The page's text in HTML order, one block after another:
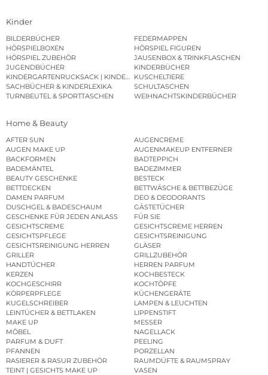
Kinder
BILDERBÜCHER
FEDERMAPPEN
HÖRSPIELBOXEN
HÖRSPIEL FIGUREN
HÖRSPIEL ZUBEHÖR
JAUSENBOX & TRINKFLASCHEN
JUGENDBÜCHER
KINDERBÜCHER
KINDERGARTENRUCKSACK | KINDERGARTENBEUTEL
KUSCHELTIERE
SACHBÜCHER & KINDERLEXIKA
SCHULTASCHEN
TURNBEUTEL & SPORTTASCHEN
WEIHNACHTSKINDERBÜCHER
Home & Beauty
AFTER SUN
AUGENCREME
AUGEN MAKE UP
AUGENMAKEUP ENTFERNER
BACKFORMEN
BADTEPPICH
BADEMÄNTEL
BADEZIMMER
BEAUTY GESCHENKE
BESTECK
BETTDECKEN
BETTWÄSCHE & BETTBEZÜGE
DAMEN PARFUM
DEO & DEODORANTS
DUSCHGEL & BADESCHAUM
GÄSTETÜCHER
GESCHENKE FÜR JEDEN ANLASS
FÜR SIE
GESICHTSCREME
GESICHTSCREME HERREN
GESICHTSPFLEGE
GESICHTSREINIGUNG
GESICHTSREINIGUNG HERREN
GLÄSER
GRILLER
GRILLZUBEHÖR
HANDTÜCHER
HERREN PARFUM
KERZEN
KOCHBESTECK
KOCHGESCHIRR
KOCHTÖPFE
KÖRPERPFLEGE
KÜCHENGERÄTE
KUGELSCHREIBER
LAMPEN & LEUCHTEN
LEINTÜCHER & BETTLAKEN
LIPPENSTIFT
MAKE UP
MESSER
MÖBEL
NAGELLACK
PARFUM & DUFT
PEELING
PFANNEN
PORZELLAN
RASIERER & RASUR ZUBEHÖR
RAUMDÜFTE & RAUMSPRAY
TEINT | GESICHTS MAKE UP
VASEN